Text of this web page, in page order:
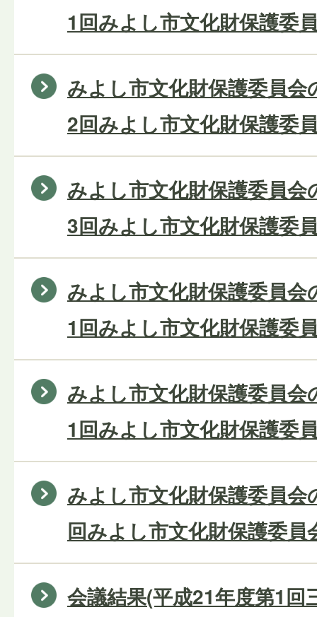
1回みよし市文化財保護委
みよし市文化財保護委員会
2回みよし市文化財保護委
みよし市文化財保護委員会
3回みよし市文化財保護委
みよし市文化財保護委員会
1回みよし市文化財保護委
みよし市文化財保護委員会
1回みよし市文化財保護委
みよし市文化財保護委員会
回みよし市文化財保護委員
会議結果(平成21年度第1回